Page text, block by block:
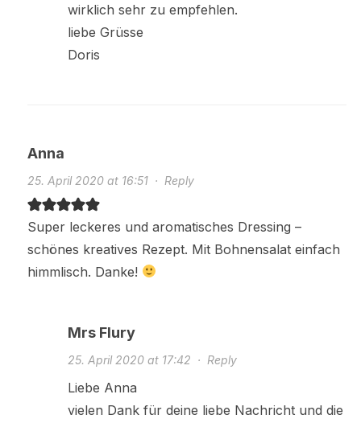
wirklich sehr zu empfehlen.
liebe Grüsse
Doris
Anna
25. April 2020 at 16:51· Reply
Super leckeres und aromatisches Dressing –
schönes kreatives Rezept. Mit Bohnensalat einfach
himmlisch. Danke!
Mrs Flury
25. April 2020 at 17:42 · Reply
Liebe Anna
vielen Dank für deine liebe Nachricht und die